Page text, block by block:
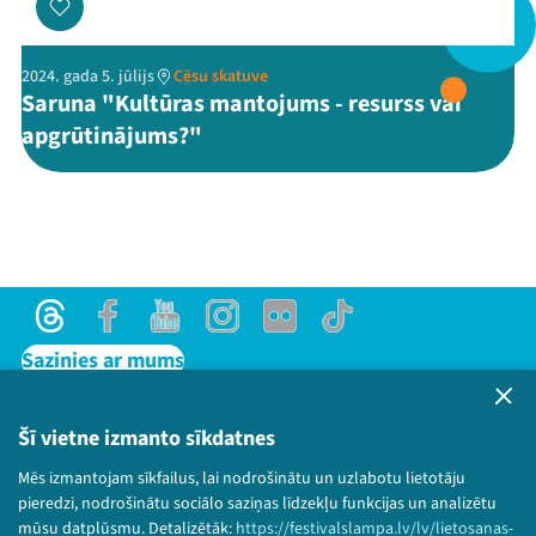
Šī vietne izmanto sīkdatnes
Mēs izmantojam sīkfailus, lai nodrošinātu un uzlabotu lietotāju
pieredzi, nodrošinātu sociālo saziņas līdzekļu funkcijas un analizētu
mūsu datplūsmu. Detalizētāk: https://festivalslampa.lv/lv/lietosanas-
ThreadsFacebookYoutube
X Instagram
Flick TikTok
2024. gada 5. jūlijs Cēsu skatuve
Saruna "Kultūras mantojums - resurss vai
apgrūtinājums?"
ThreadsFacebookYoutubeInstagram
Flick TikTok
Sazinies ar mums
Lietošanas noteikumi un sīkdatņu politika
Bērnu aizsardzības politika
© 2026 Sarunu festivāls LAMPA Visas tiesības
paturētas.